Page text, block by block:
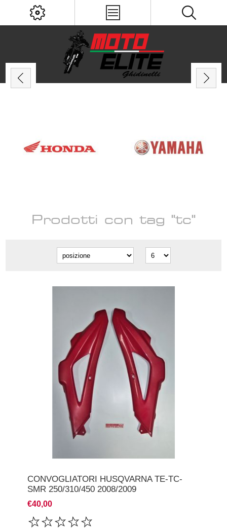
Prodotti con tag "tc"
CONVOGLIATORI HUSQVARNA TE-TC-
SMR 250/310/450 2008/2009
€40,00